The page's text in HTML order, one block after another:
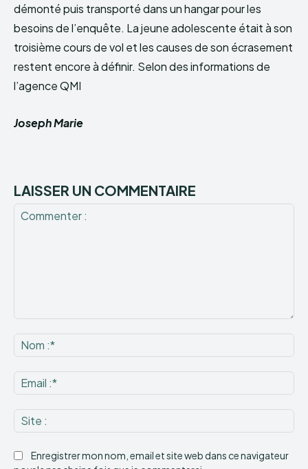
démonté puis transporté dans un hangar pour les
besoins de l’enquête. La jeune adolescente était à son
troisième cours de vol et les causes de son écrasement
restent encore à définir. Selon des informations de
l’agence QMI
Joseph Marie
LAISSER UN COMMENTAIRE
:*
:*
:
Enregistrer mon nom, email et site web dans ce navigateur